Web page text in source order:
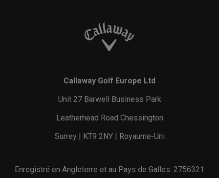
Callaway Golf Europe Ltd
Unit 27 Barwell Business Park
Leatherhead Road Chessington
Surrey | KT9 2NY | Royaume-Uni
Enregistré en Angleterre et au Pays de Galles: 2756321